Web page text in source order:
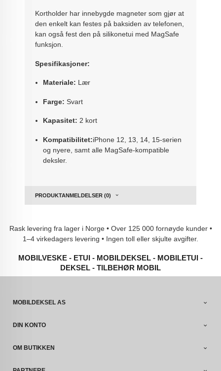
Kortholder har innebygde magneter som gjør at
den enkelt kan festes på baksiden av telefonen,
kan også fest den på silikonetui med MagSafe
funksjon.
Spesifikasjoner:
Materiale: Lær
Farge: Svart
Kapasitet: 2 kort
Kompatibilitet:iPhone 12, 13, 14, 15-serien
og nyere, samt alle MagSafe-kompatible
deksler.
PRODUKTANMELDELSER (0)
Rask levering fra lager i Norge • Over 125 000 fornøyde kunder •
1–4 virkedagers levering • Ingen toll eller skjulte avgifter.
MOBILVESKE - ETUI - MOBILDEKSEL - MOBILETUI -
DEKSEL - TILBEHØR MOBIL
MOBILDEKSEL AS
DIN KONTO
OM BUTIKKEN